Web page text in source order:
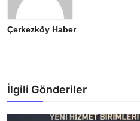
Çerkezköy Haber
İlgili Gönderiler